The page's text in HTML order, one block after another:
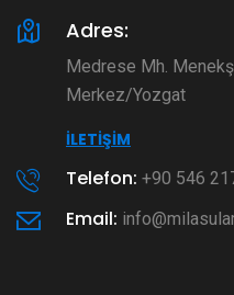
Adres:
Medrese Mh.
Merkez/Yozgat
İLETIŞIM
Telefon: +90 546
Email: